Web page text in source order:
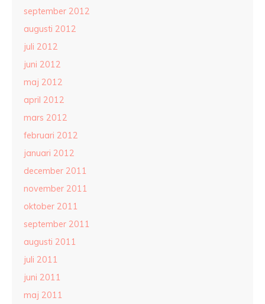
september 2012
augusti 2012
juli 2012
juni 2012
maj 2012
april 2012
mars 2012
februari 2012
januari 2012
december 2011
november 2011
oktober 2011
september 2011
augusti 2011
juli 2011
juni 2011
maj 2011